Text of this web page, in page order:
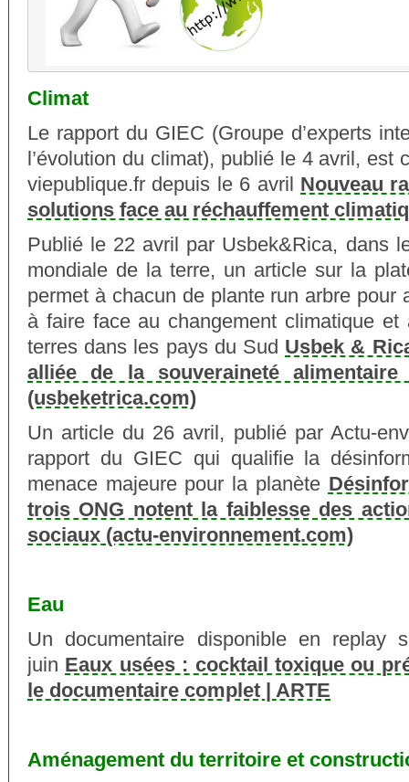
Climat
Le rapport du GIEC (Groupe d’experts
l’évolution du climat), publié le 4 avril, est
viepublique.fr depuis le 6 avril Nouveau
solutions face au réchauffement
Publié le 22 avril par Usbek&Rica, dans
mondiale de la terre, un article sur la
permet à chacun de plante run arbre pour
à faire face au changement climatique et
terres dans les pays du Sud Usbek &
alliée de la souveraineté
(usbeketrica.com)
Un article du 26 avril, publié par Actu-
rapport du GIEC qui qualifie la
menace majeure pour la planète
trois ONG notent la faiblesse des
sociaux (actu-environnement.com)
Eau
Un documentaire disponible en replay
juin Eaux usées : cocktail toxique ou
le documentaire complet | ARTE
Aménagement du territoire et